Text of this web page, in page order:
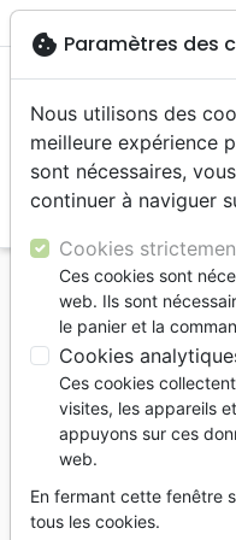
menu
Accueil Editeurs
Société Biblique
de Genève
cookie Paramètres des
Nous utilisons des
meilleure expérience
sont nécessaires,
continuer à naviguer
Cookies
Ces cookies sont
web. Ils sont
le panier et la
Cookies
Ces cookies
visites, les appareils
appuyons sur ces
web.
En fermant cette fenêtre
tous les cookies.